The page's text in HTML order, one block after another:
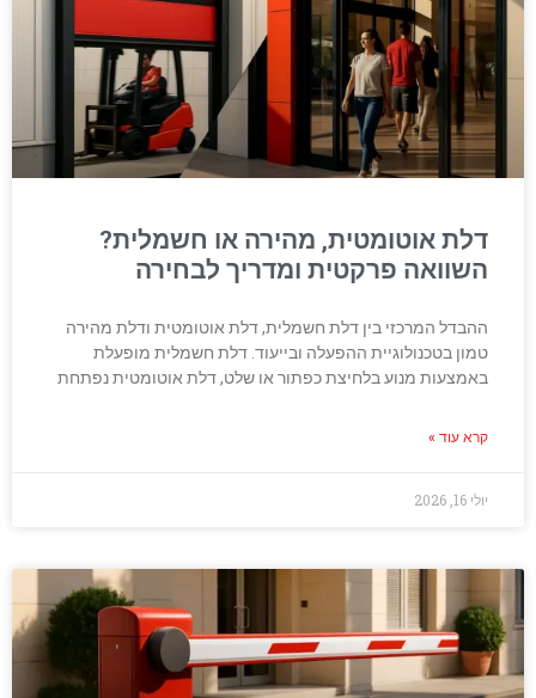
דלת אוטומטית, מהירה או חשמלית?
השוואה פרקטית ומדריך לבחירה
ההבדל המרכזי בין דלת חשמלית, דלת אוטומטית ודלת מהירה
טמון בטכנולוגיית ההפעלה ובייעוד. דלת חשמלית מופעלת
באמצעות מנוע בלחיצת כפתור או שלט, דלת אוטומטית נפתחת
קרא עוד »
יולי 16, 2026